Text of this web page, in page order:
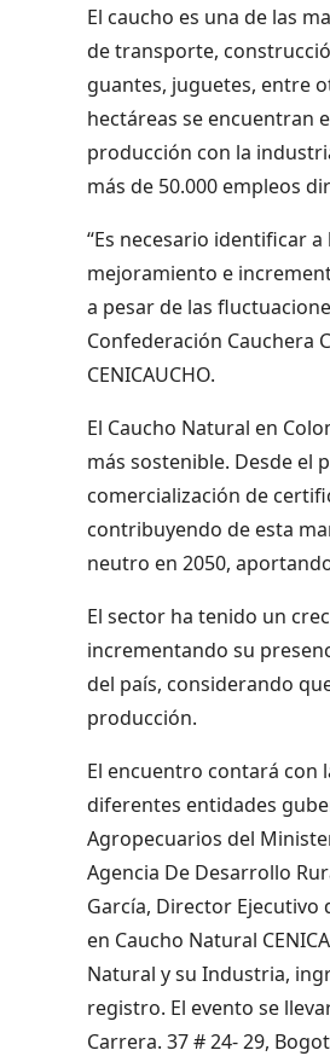
El caucho es una de las
de transporte,
guantes, juguetes, entre
hectáreas se encuentran
producción con la
más de 50.000 empleos
“Es necesario identificar
mejoramiento e
a pesar de las
Confederación Cauchera
CENICAUCHO.
El Caucho Natural en
más sostenible. Desde el
comercialización de
contribuyendo de esta
neutro en 2050,
El sector ha tenido un
incrementando su
del país, considerando
producción.
El encuentro contará con
diferentes entidades
Agropecuarios del
Agencia De Desarrollo
García, Director Ejecutivo
en Caucho Natural
Natural y su Industria,
registro. El evento se
Carrera. 37 # 24- 29,